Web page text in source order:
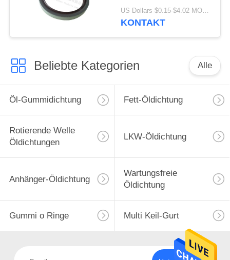
Öldichtung hohes -
Qualitäts-Material
US Dollars $0.15-$4.02 MOQ:20pcs
KONTAKT
Beliebte Kategorien Alle
Öl-Gummidichtung Fett-Öldichtung
Rotierende Welle
Öldichtungen
LKW-Öldichtung
Anhänger-Öldichtung
Wartungsfreie
Öldichtung
Gummi o Ringe Multi Keil-Gurt